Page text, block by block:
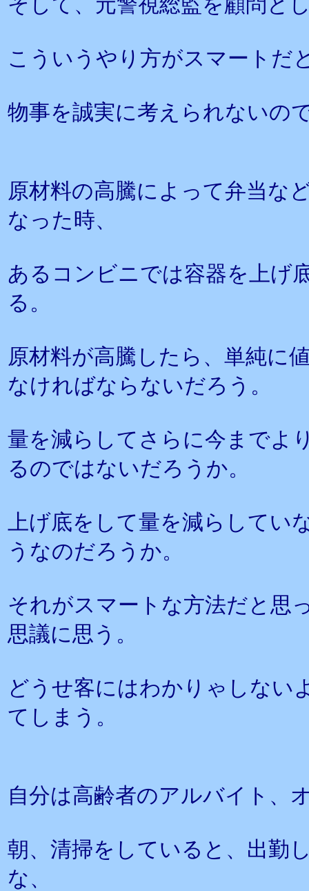
こういうやり方がスマートだ
物事を誠実に考えられないの
原材料の高騰によって弁当な
なった時、
あるコンビニでは容器を上げ
る。
原材料が高騰したら、単純に
なければならないだろう。
量を減らしてさらに今までよ
るのではないだろうか。
上げ底をして量を減らしてい
うなのだろうか。
それがスマートな方法だと思
思議に思う。
どうせ客にはわかりゃしない
てしまう。
自分は高齢者のアルバイト、
朝、清掃をしていると、出勤
な、